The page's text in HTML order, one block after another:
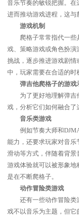
音乐节奏的敏锐把握。在
进而推动游戏进程，这与
游戏机制
爬格子常常指代一
戏、策略游戏或角色扮
挑战，逐步推进游戏剧
中，玩家需要在合适的时
弹吉他爬格子的游戏
为了更好地理解弹
戏，分析它们如何融合了
音乐类游戏
例如节奏大师和
能力，还要求玩家对音乐
滑动等方式，伴随着背
游戏体验就可以被形象
是在不断爬格子。
动作冒险类游戏
还有一些动作冒险类
戏不以音乐为主题，但